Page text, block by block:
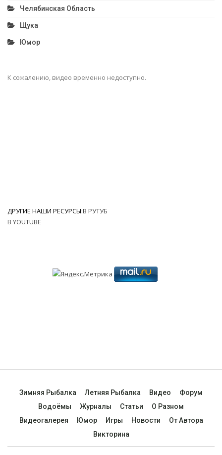
Челябинская Область
Щука
Юмор
К сожалению, видео временно недоступно.
ДРУГИЕ НАШИ РЕСУРСЫ:В РУТУБ
В YOUTUBE
Зимняя Рыбалка Летняя Рыбалка Видео
Форум
Водоёмы
Журналы Статьи
О Разном
Видеогалерея
Юмор Игры Новости
От Автора
Викторина